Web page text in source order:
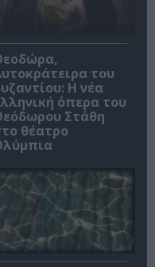
του
Η νέα
όπερα του
Στάθη
θέατρο